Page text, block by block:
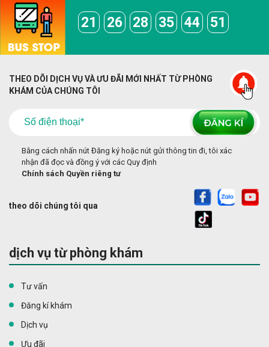
21 26 28 35 44 51
THEO DÕI DỊCH VỤ VÀ ƯU ĐÃI MỚI NHẤT TỪ PHÒNG
KHÁM CỦA CHÚNG TÔI
Bằng cách nhấn nút Đăng ký hoặc nút gửi thông tin đi, tôi xác
nhận đã đọc và đồng ý với các Quy định
Chính sách Quyền riêng tư
theo dõi chúng tôi qua
dịch vụ từ phòng khám
Tư vấn
Đăng kí khám
Dịch vụ
Ưu đãi